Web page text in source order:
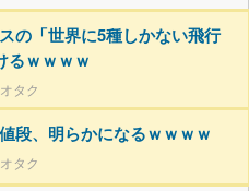
の「世界に5種しかない飛行
るｗｗｗｗ
オタク
段、明らかになるｗｗｗｗ
オタク